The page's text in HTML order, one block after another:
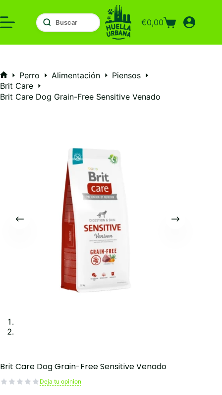
al
contenido
Carro
compra
€0,00
Inicio
Perro Alimentación
Piensos
Brit Care
Brit Care Dog Grain-Free Sensitive Venado
Brit Care Dog Grain-Free Sensitive Venado
Deja tu opinion